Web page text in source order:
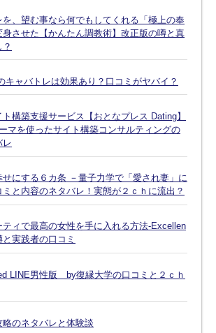
を、望む事なら何でもしてくれる「極上の奉
身させた【かんたん調教術】改正版の噂と真
ャバトレは効果あり？口コミがヤバイ？
構築支援サービス【おとなプレス Dating】
マを使ったサイト構築コンサルティングの
レ
にする６カ条 －量子力学で「愛され妻」に
ミと内容のネタバレ！実態が２ｃｈに流出？
ティで最高の女性を手に入れる方法-Excellen
実践者の口コミ
LINE男性版 by復縁大学の口コミと２ｃｈ
のネタバレと体験談